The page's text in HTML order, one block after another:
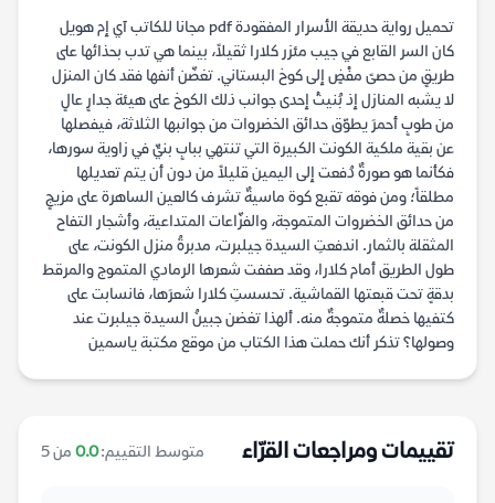
تحميل رواية حديقة الأسرار المفقودة pdf مجانا للكاتب آي إم هويل
كان السر القابع في جيب مئزر كلارا ثقيلاً، بينما هي تدب بحذائها على
طريقٍ من حصىً مفْضٍ إلى كوخ البستاني. تغضّن أنفها فقد كان المنزل
لا يشبه المنازل إذ بُنيتْ إحدى جوانب ذلك الكوخ على هيئة جدارٍ عالٍ
من طوبٍ أحمرَ يطوّق حدائق الخضروات من جوانبها الثلاثة، فيفصلها
عن بقية ملكية الكونت الكبيرة التي تنتهي ببابٍ بنيٍّ في زاوية سورها،
فكأنما هو صورةٌ دُفعت إلى اليمين قليلاً من دون أن يتم تعديلها
مطلقاً؛ ومن فوقه تقبع كوة ماسيةٌ تشرف كالعين الساهرة على مزيجٍ
من حدائق الخضروات المتموجة، والفزّاعات المتداعية، وأشجار التفاح
المثقلة بالثمار. اندفعتِ السيدة جيلبرت، مدبرةُ منزل الكونت، على
طول الطريق أمام كلارا، وقد صففت شعرها الرمادي المتموج والمرقط
بدقةٍ تحت قبعتها القماشية. تحسستِ كلارا شعرَها، فانسابت على
كتفيها خصلةٌ متموجةٌ منه. ألهذا تغضن جبينُ السيدة جيلبرت عند
وصولها؟ تذكر أنك حملت هذا الكتاب من موقع مكتبة ياسمين
تقييمات ومراجعات القرّاء متوسط التقييم:0.0 من 5